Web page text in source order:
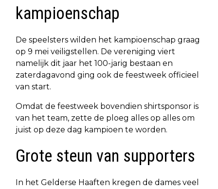
kampioenschap
De speelsters wilden het kampioenschap graag
op 9 mei veiligstellen. De vereniging viert
namelijk dit jaar het 100-jarig bestaan en
zaterdagavond ging ook de feestweek officieel
van start.
Omdat de feestweek bovendien shirtsponsor is
van het team, zette de ploeg alles op alles om
juist op deze dag kampioen te worden.
Grote steun van supporters
In het Gelderse Haaften kregen de dames veel